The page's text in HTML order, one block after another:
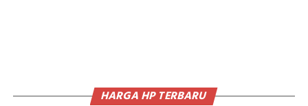
HARGA HP TERBARU